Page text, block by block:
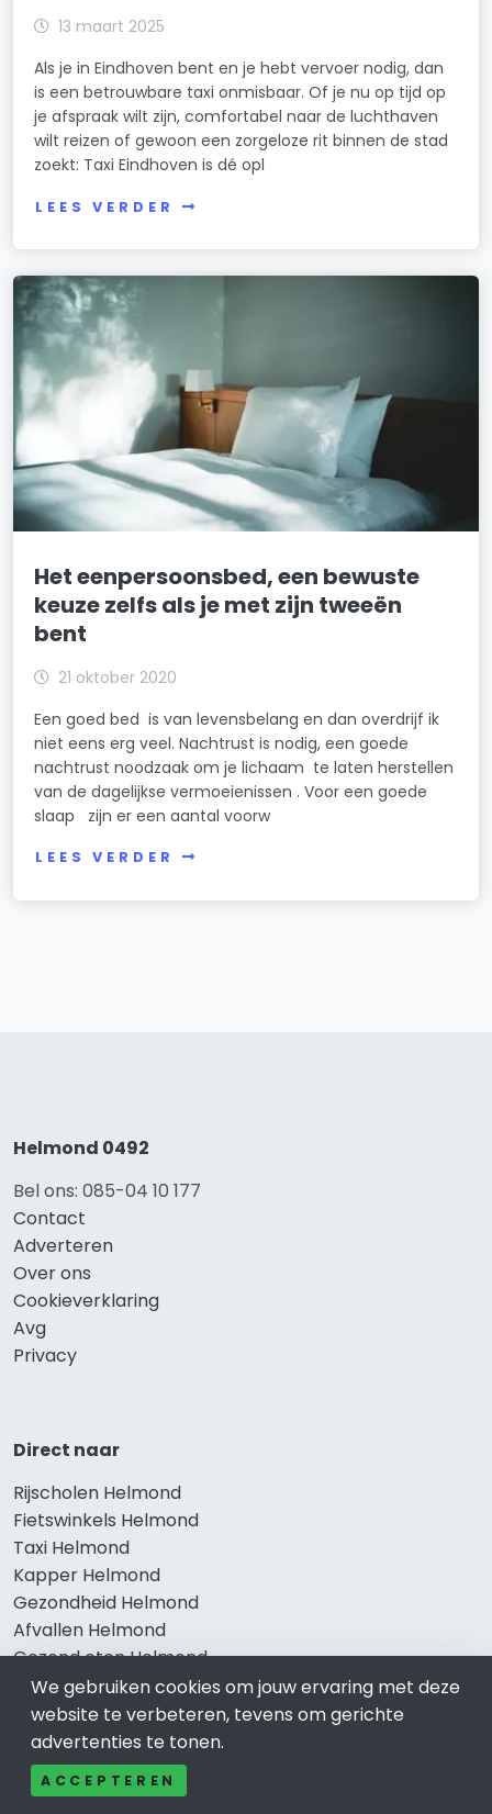
13 maart 2025
Als je in Eindhoven bent en je hebt vervoer nodig, dan
is een betrouwbare taxi onmisbaar. Of je nu op tijd op
je afspraak wilt zijn, comfortabel naar de luchthaven
wilt reizen of gewoon een zorgeloze rit binnen de stad
zoekt: Taxi Eindhoven is dé opl
LEES VERDER
Het eenpersoonsbed, een bewuste
keuze zelfs als je met zijn tweeën
bent
21 oktober 2020
Een goed bed is van levensbelang en dan overdrijf ik
niet eens erg veel. Nachtrust is nodig, een goede
nachtrust noodzaak om je lichaam te laten herstellen
van de dagelijkse vermoeienissen . Voor een goede
slaap zijn er een aantal voorw
LEES VERDER
Helmond 0492
Bel ons: 085-04 10 177
Contact
Adverteren
Over ons
Cookieverklaring
Avg
Privacy
Direct naar
Rijscholen Helmond
Fietswinkels Helmond
Taxi Helmond
Kapper Helmond
Gezondheid Helmond
Afvallen Helmond
Gezond eten Helmond
Bekend in Helmond
Restaurants Helmond
We gebruiken cookies om jouw ervaring met deze
website te verbeteren, tevens om gerichte
advertenties te tonen.
ACCEPTEREN